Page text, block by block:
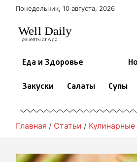
Понедельник, 10 августа, 2026
Еда и Здоровье
Закуски Салаты Супы
Главная Статьи